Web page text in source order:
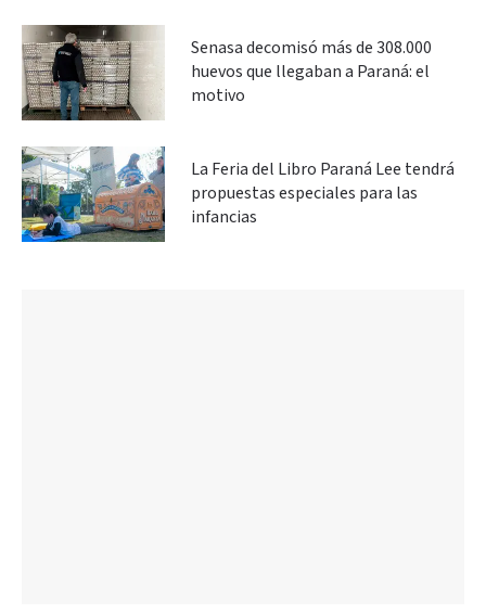
Senasa decomisó más de 308.000
huevos que llegaban a Paraná: el
motivo
La Feria del Libro Paraná Lee tendrá
propuestas especiales para las
infancias